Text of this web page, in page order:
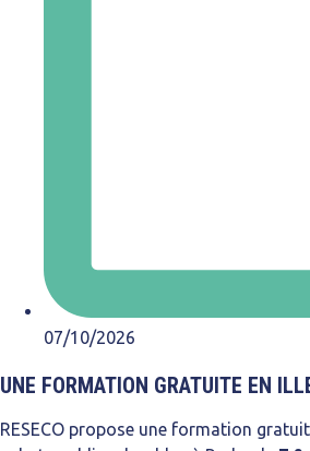
07/10/2026
UNE FORMATION GRATUITE EN
RESECO propose une formation